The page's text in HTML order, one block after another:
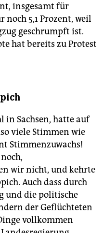
insgesamt für
noch 5,1 Prozent, weil
geschrumpft ist.
hat bereits zu Protest
in Sachsen, hatte auf
viele Stimmen wie
Stimmenzuwachs!
wir nicht, und kehrte
Auch dass durch
und die politische
der Geflüchteten
vollkommen